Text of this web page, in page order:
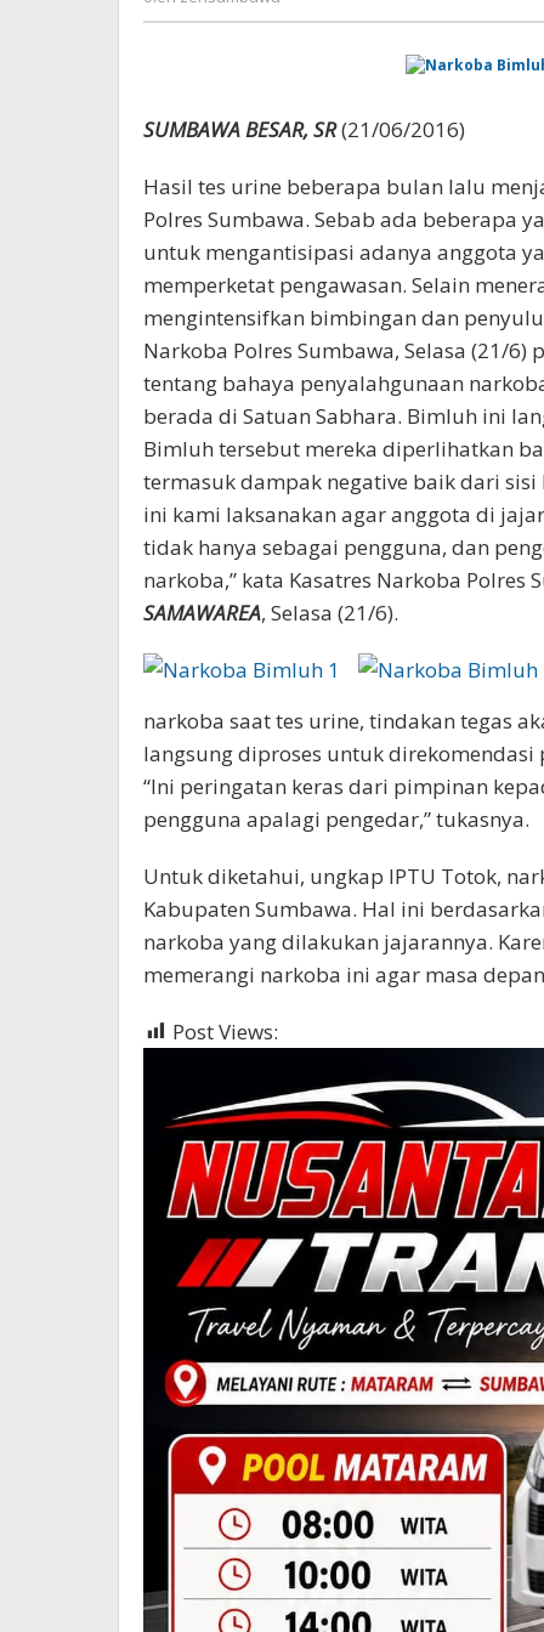
SUMBAWA BESAR, SR(21/06/2016)
Hasil tes urine beberapa bulan lalu
Polres Sumbawa. Sebab ada beberapa
untuk mengantisipasi adanya anggota
memperketat pengawasan. Selain
mengintensifkan bimbingan dan
Narkoba Polres Sumbawa, Selasa (21/
tentang bahaya penyalahgunaan
berada di Satuan Sabhara. Bimluh ini
Bimluh tersebut mereka diperlihatkan
termasuk dampak negative baik dari
ini kami laksanakan agar anggota di
tidak hanya sebagai pengguna, dan
narkoba,” kata Kasatres Narkoba Polres
SAMAWAREA, Selasa (21/6).
narkoba saat tes urine, tindakan tegas
langsung diproses untuk
“Ini peringatan keras dari pimpinan
pengguna apalagi pengedar,” tukasnya.
Untuk diketahui, ungkap IPTU Totok,
Kabupaten Sumbawa. Hal ini
narkoba yang dilakukan jajarannya.
memerangi narkoba ini agar masa
Post Views: